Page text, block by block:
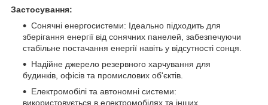
Застосування:
Сонячні енергосистеми: Ідеально підходить для
зберігання енергії від сонячних панелей, забезпечуючи
стабільне постачання енергії навіть у відсутності сонця.
Надійне джерело резервного харчування для
будинків, офісів та промислових об'єктів.
Електромобілі та автономні системи:
використовується в електромобілях та інших